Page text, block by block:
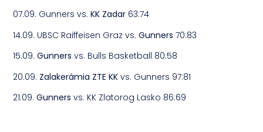
07.09. Gunners vs. KK Zadar 63:74
14.09. UBSC Raiffeisen Graz vs.Gunners 70:83
15.09.Gunners vs. Bulls Basketball 80:58
20.09. Zalakerámia ZTE KK vs. Gunners 97:81
21.09.Gunnersvs. KK Zlatorog Lasko 86:69